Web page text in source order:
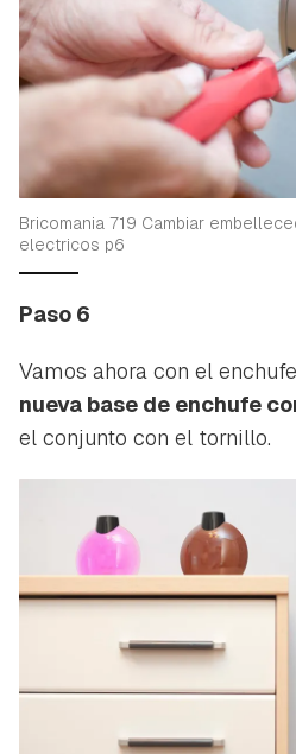
Bricomania 719 Cambiar
electricos p6
Paso 6
Vamos ahora con el
nueva base de enchufe
el conjunto con el tornillo.